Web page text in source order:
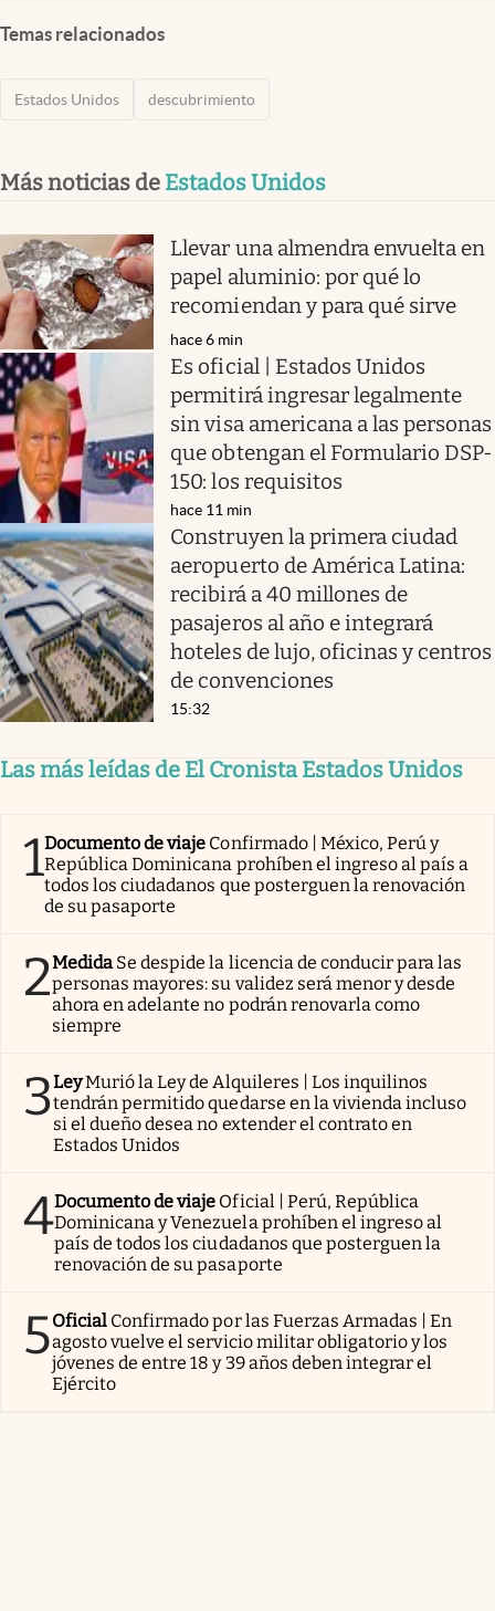
Temas relacionados
Estados Unidos descubrimiento
Más noticias de Estados Unidos
Llevar una almendra envuelta en
papel aluminio: por qué lo
recomiendan y para qué sirve
hace 6 min
Es oficial | Estados Unidos
permitirá ingresar legalmente
sin visa americana a las personas
que obtengan el Formulario DSP-
150: los requisitos
hace 11 min
Construyen la primera ciudad
aeropuerto de América Latina:
recibirá a 40 millones de
pasajeros al año e integrará
hoteles de lujo, oficinas y centros
de convenciones
15:32
Las más leídas de El Cronista Estados Unidos
1Documento de viaje Confirmado | México, Perú y
República Dominicana prohíben el ingreso al país a
todos los ciudadanos que posterguen la renovación
de su pasaporte
2Medida Se despide la licencia de conducir para las
personas mayores: su validez será menor y desde
ahora en adelante no podrán renovarla como
siempre
3LeyMurió la Ley de Alquileres | Los inquilinos
tendrán permitido quedarse en la vivienda incluso
si el dueño desea no extender el contrato en
Estados Unidos
4Documento de viaje Oficial | Perú, República
Dominicana y Venezuela prohíben el ingreso al
país de todos los ciudadanos que posterguen la
renovación de su pasaporte
5Oficial Confirmado por las Fuerzas Armadas | En
agosto vuelve el servicio militar obligatorio y los
jóvenes de entre 18 y 39 años deben integrar el
Ejército